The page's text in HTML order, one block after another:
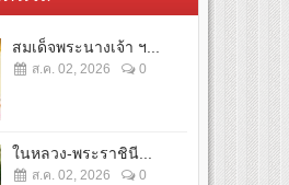
สมเด็จพระนางเจ้า ฯ...
ส.ค. 02, 2026 0
ในหลวง-พระราชินี...
ส.ค. 02, 2026 0